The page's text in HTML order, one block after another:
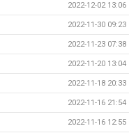
2022-12-02 13:06
2022-11-30 09:23
2022-11-23 07:38
2022-11-20 13:04
2022-11-18 20:33
2022-11-16 21:54
2022-11-16 12:55